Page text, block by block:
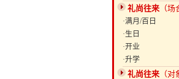
礼尚往来 （场
·满月/百日
·生日
·开业
·升学
礼尚往来 （对